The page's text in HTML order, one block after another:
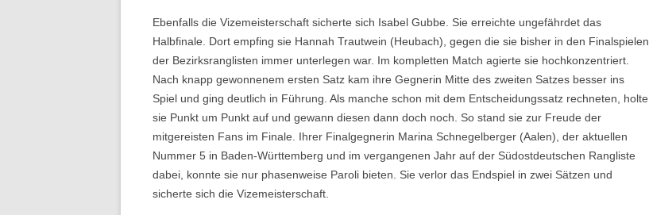
Ebenfalls die Vizemeisterschaft sicherte sich Isabel Gubbe. Sie erreichte ungefährdet das
Halbfinale. Dort empfing sie Hannah Trautwein (Heubach), gegen die sie bisher in den Finalspielen
der Bezirksranglisten immer unterlegen war. Im kompletten Match agierte sie hochkonzentriert.
Nach knapp gewonnenem ersten Satz kam ihre Gegnerin Mitte des zweiten Satzes besser ins
Spiel und ging deutlich in Führung. Als manche schon mit dem Entscheidungssatz rechneten, holte
sie Punkt um Punkt auf und gewann diesen dann doch noch. So stand sie zur Freude der
mitgereisten Fans im Finale. Ihrer Finalgegnerin Marina Schnegelberger (Aalen), der aktuellen
Nummer 5 in Baden-Württemberg und im vergangenen Jahr auf der Südostdeutschen Rangliste
dabei, konnte sie nur phasenweise Paroli bieten. Sie verlor das Endspiel in zwei Sätzen und
sicherte sich die Vizemeisterschaft.